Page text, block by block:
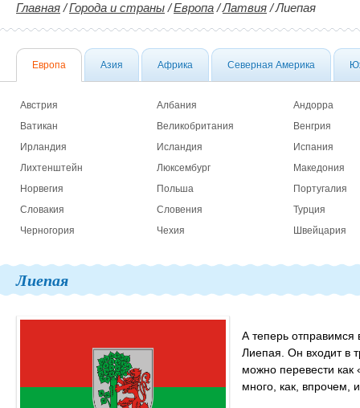
Главная /Города и страны /Европа /Латвия /Лиепая
Европа Азия Африка Северная Америка
Австрия Албания
Андорра
Ватикан
Великобритания
Венгрия
Ирландия
Исландия
Испания
Лихтенштейн
Люксембург
Македония
Норвегия
Польша
Португалия
Словакия
Словения
Турция
Черногория
Чехия Швейцария
Лиепая
А теперь отправимся
Лиепая. Он входит в
можно перевести
много, как, впрочем,